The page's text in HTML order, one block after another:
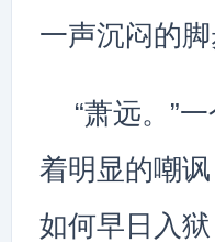
一声沉闷的
“萧远。”
着明显的嘲
如何早日入狱